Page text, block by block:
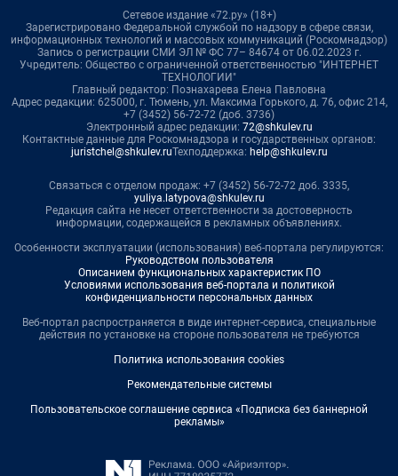
Сетевое издание «72.ру» (18+)
Зарегистрировано Федеральной службой по надзору в сфере связи,
информационных технологий и массовых коммуникаций (Роскомнадзор)
Запись о регистрации СМИ ЭЛ № ФС 77– 84674 от 06.02.2023 г.
Учредитель: Общество с ограниченной ответственностью "ИНТЕРНЕТ
ТЕХНОЛОГИИ"
Главный редактор: Познахарева Елена Павловна
Адрес редакции: 625000, г. Тюмень, ул. Максима Горького, д. 76, офис 214,
+7 (3452) 56-72-72 (доб. 3736)
Электронный адрес редакции: 72@shkulev.ru
Контактные данные для Роскомнадзора и государственных органов:
juristchel@shkulev.ruТехподдержка: help@shkulev.ru
Связаться с отделом продаж: +7 (3452) 56-72-72 доб. 3335,
yuliya.latypova@shkulev.ru
Редакция сайта не несет ответственности за достоверность
информации, содержащейся в рекламных объявлениях.
Особенности эксплуатации (использования) веб-портала регулируются:
Руководством пользователя
Описанием функциональных характеристик ПО
Условиями использования веб-портала и политикой
конфиденциальности персональных данных
Веб-портал распространяется в виде интернет-сервиса, специальные
действия по установке на стороне пользователя не требуются
Политика использования cookies
Рекомендательные системы
Пользовательское соглашение сервиса «Подписка без баннерной
рекламы»